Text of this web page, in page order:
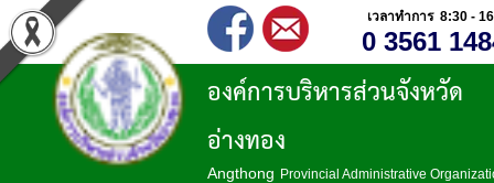
เวลาทำการ 8:30 -
0 3561
องค์การบริหารส่วนจังหวัด
อ่างทอง
Angthong Provincial Administrative